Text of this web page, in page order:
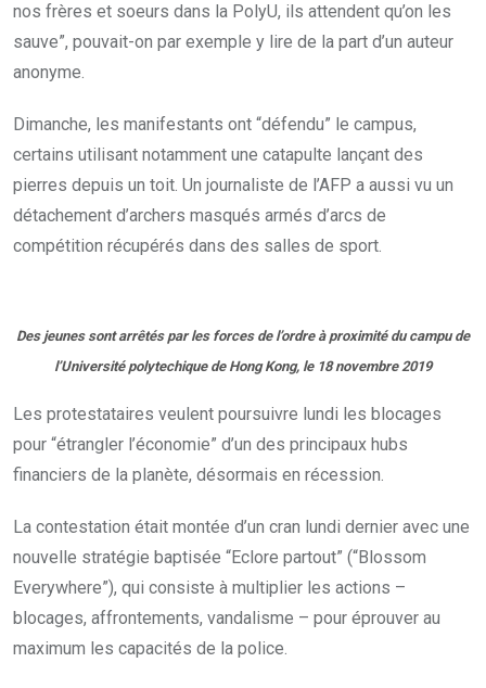
nos frères et soeurs dans la PolyU, ils attendent qu’on les
sauve”, pouvait-on par exemple y lire de la part d’un auteur
anonyme.
Dimanche, les manifestants ont “défendu” le campus,
certains utilisant notamment une catapulte lançant des
pierres depuis un toit. Un journaliste de l’AFP a aussi vu un
détachement d’archers masqués armés d’arcs de
compétition récupérés dans des salles de sport.
Des jeunes sont arrêtés par les forces de l’ordre à proximité du campu de
l’Université polytechique de Hong Kong, le 18 novembre 2019
Les protestataires veulent poursuivre lundi les blocages
pour “étrangler l’économie” d’un des principaux hubs
financiers de la planète, désormais en récession.
La contestation était montée d’un cran lundi dernier avec une
nouvelle stratégie baptisée “Eclore partout” (“Blossom
Everywhere”), qui consiste à multiplier les actions –
blocages, affrontements, vandalisme – pour éprouver au
maximum les capacités de la police.